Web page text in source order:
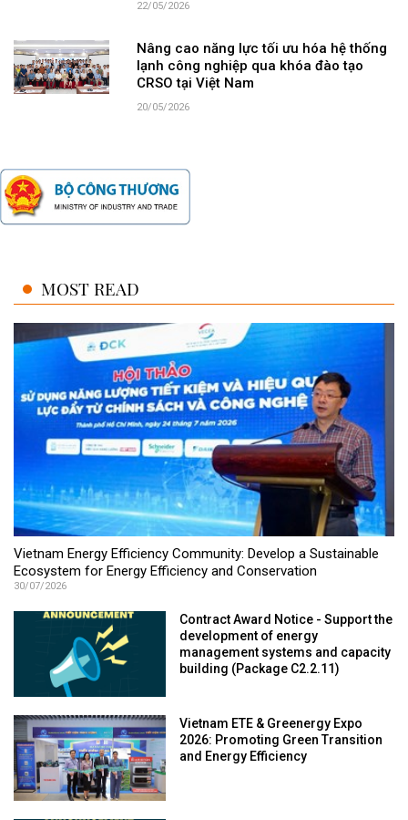
22/05/2026
Nâng cao năng lực tối ưu hóa hệ thống
lạnh công nghiệp qua khóa đào tạo
CRSO tại Việt Nam
20/05/2026
MOST READ
Vietnam Energy Efficiency Community: Develop a Sustainable
Ecosystem for Energy Efficiency and Conservation
30/07/2026
Contract Award Notice - Support the
development of energy
management systems and capacity
building (Package C2.2.11)
Vietnam ETE & Greenergy Expo
2026: Promoting Green Transition
and Energy Efficiency